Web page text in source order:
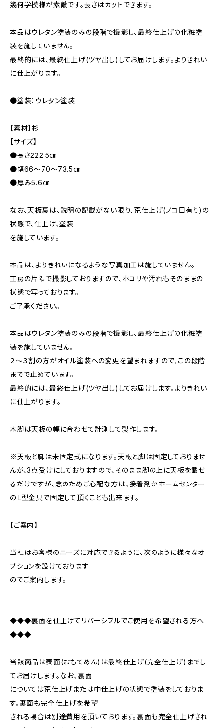
幾何学模様が素敵です。長さはカットできます。
本品はウレタン塗装のみの段階で撮影し、最終仕上げの化粧塗
装を施していません。
最終的には、最終仕上げ(ツヤ出し)してお届けします。よりきれい
に仕上がります。
●塗装：ウレタン塗装
【素材】杉
【サイズ】
●長さ222.5㎝
●幅66～70～73.5㎝
●厚み5.6㎝
なお、天板裏は、説明の記載がない限り、荒仕上げ(ノコ目有り)の
状態で、仕上げ、塗装
を施しています。
本品は、よりきれいになるような写真加工は施していません。
工房の片隅で撮影しておりますので、ホコリや汚れもそのままの
状態で写っております。
ご了承ください。
本品はウレタン塗装のみの段階で撮影し、最終仕上げの化粧塗
装を施していません。
２～３割の方がオイル塗装への変更を望まれますので、この段階
までで止めています。
最終的には、最終仕上げ(ツヤ出し)してお届けします。よりきれい
に仕上がります。
木脚は天板の幅に合わせて計測して製作します。
※天板と脚は未固定式になります。天板と脚は固定しておりませ
んが、3点受けにしておりますので、そのまま脚の上に天板を載せ
るだけですが、念のためご心配な方は、接着剤かホームセンター
のＬ型金具で固定して頂くことも出来ます。
【ご案内】
当社はお客様のニーズに対応できるように、次のように様々なオ
プションを設けております
のでご案内します。
◆◆◆裏面を仕上げてリバーシブルでご使用を希望される方へ
◆◆◆
当該商品は表面(おもてめん)は最終仕上げ(完全仕上げ)までし
てお届けします。なお、裏面
については荒仕上げまたは中仕上げの状態で塗装をしておりま
す。裏面も完全仕上げを希望
される場合は別途費用を頂いております。裏面も完全仕上げされ